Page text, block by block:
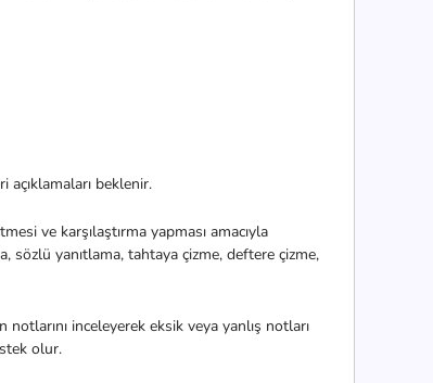
açıklamaları beklenir.
ve karşılaştırma yapması amacıyla
sözlü yanıtlama, tahtaya çizme, deftere çizme,
inceleyerek eksik veya yanlış notları
olur.